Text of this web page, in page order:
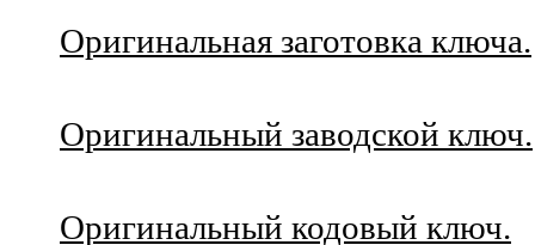
Оригинальная заготовка ключа.
Оригинальный заводской ключ.
Оригинальный кодовый ключ.